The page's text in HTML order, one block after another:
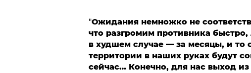
"Ожидания немножко не
что разгромим противника
в худшем случае — за месяцы, и то
территории в наших руках будут
сейчас… Конечно, для нас выход